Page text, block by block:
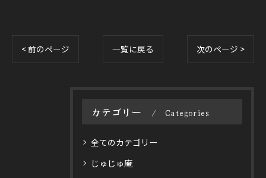
< 前のページ 一覧に戻る 次のページ >
カテゴリー Categories
全てのカテゴリー
じゅじゅ庵